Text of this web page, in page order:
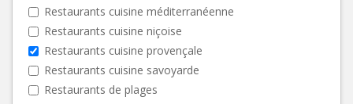
Restaurants cuisine méditerranéenne
Restaurants cuisine niçoise
Restaurants cuisine provençale
Restaurants cuisine savoyarde
Restaurants de plages